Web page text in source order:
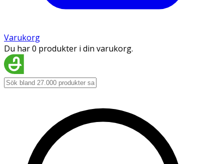
Varukorg
Du har 0 produkter i din varukorg.